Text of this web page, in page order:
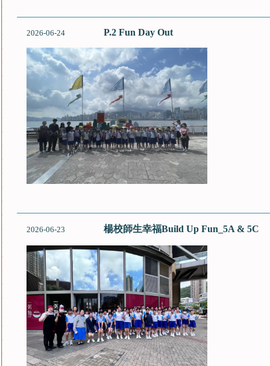
2026-06-24 P.2 Fun Day Out
2026-06-23 楊校師生幸福Build Up Fun_5A & 5C